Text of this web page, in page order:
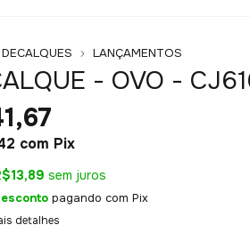
DECALQUES LANÇAMENTOS
- OVO -
com Pix
sem juros
pagando com Pix
detalhes